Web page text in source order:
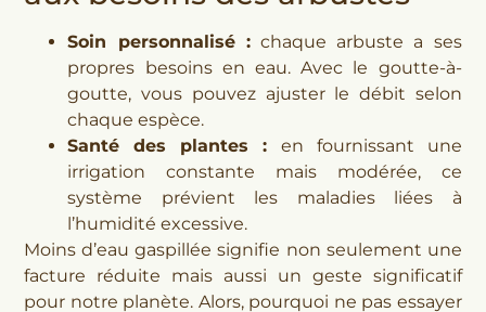
Soin personnalisé :chaque arbuste a ses
propres besoins en eau. Avec le goutte-à-
goutte, vous pouvez ajuster le débit selon
chaque espèce.
Santé des plantes : en fournissant une
irrigation constante mais modérée, ce
système prévient les maladies liées à
l’humidité excessive.
Moins d’eau gaspillée signifie non seulement une
facture réduite mais aussi un geste significatif
pour notre planète. Alors, pourquoi ne pas essayer